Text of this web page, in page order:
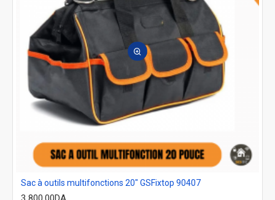
Sac à outils multifonctions 20" GSFixtop 90407